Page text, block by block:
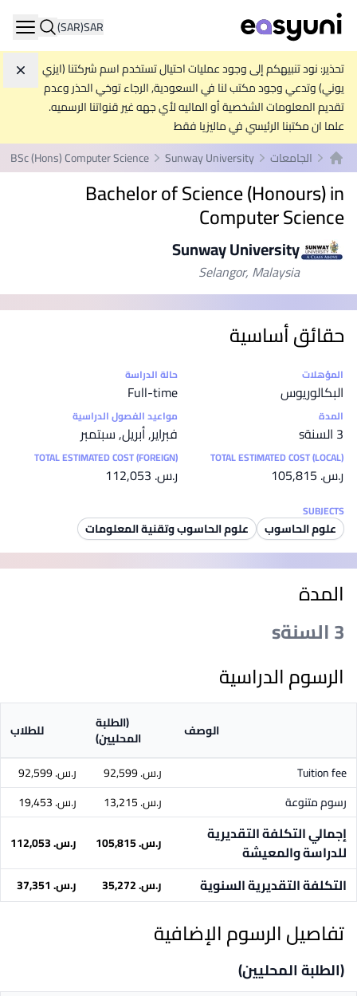
SAR
(SAR)
تحذير: نود تنبيهكم إلى وجود عمليات احتيال تستخدم اسم شركتنا (ايزي
يوني) وتدعي وجود مكتب لنا في السعودية, الرجاء توخي الحذر وعدم
تقديم المعلومات الشخصية أو الماليه لأي جهه غير قنواتنا الرسميه.
علما ان مكتبنا الرئيسي في ماليزيا فقط
الصفحة الرئيسية
الجامعات Sunway University
BSc (Hons) Computer Science
Bachelor of Science (Honours) in
Computer Science
Sunway University
Selangor, Malaysia
حقائق أساسية
إحصائيات
المؤهلات
البكالوريوس
حالة الدراسة
Full-time
المدة
3 السنةs
مواعيد الفصول الدراسية
فبراير, أبريل, سبتمبر
TOTAL ESTIMATED COST (LOCAL)
ر.س.‏ 105,815
TOTAL ESTIMATED COST (FOREIGN)
ر.س.‏ 112,053
SUBJECTS
علوم الحاسوب علوم الحاسوب وتقنية المعلومات
المدة
3 السنةs
الرسوم الدراسية
الوصف (الطلبة
المحليين) للطلاب
Tuition fee ر.س.‏ 92,599
ر.س.‏ 92,599
رسوم متنوعة
ر.س.‏ 13,215 ر.س.‏ 19,453
إجمالي التكلفة التقديرية
للدراسة والمعيشة
ر.س.‏ 105,815 ر.س.‏ 112,053
التكلفة التقديرية السنوية ر.س.‏ 35,272 ر.س.‏ 37,351
تفاصيل الرسوم الإضافية
(الطلبة المحليين)